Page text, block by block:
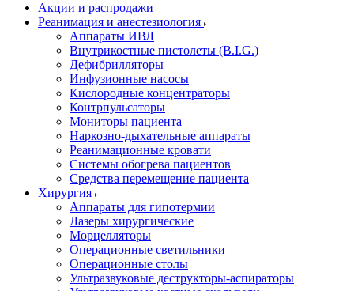
Акции и распродажи
Реанимация и анестезиология
Аппараты ИВЛ
Внутрикостные пистолеты (B.I.G.)
Дефибрилляторы
Инфузионные насосы
Кислородные концентраторы
Контрпульсаторы
Мониторы пациента
Наркозно-дыхательные аппараты
Реанимационные кровати
Системы обогрева пациентов
Средства перемещение пациента
Хирургия
Аппараты для гипотермии
Лазеры хирургические
Морцелляторы
Операционные светильники
Операционные столы
Ультразвуковые деструкторы-аспираторы